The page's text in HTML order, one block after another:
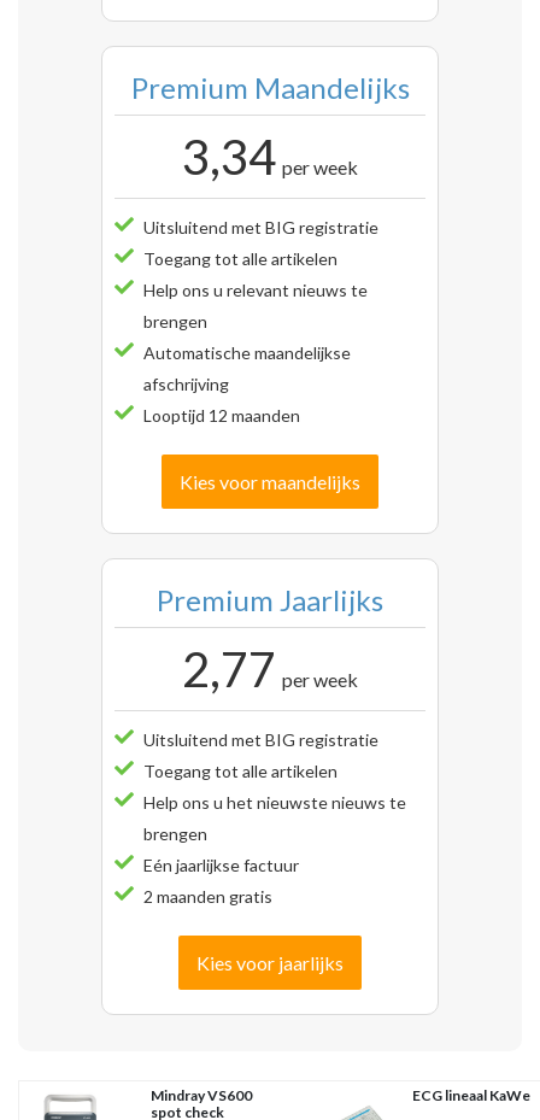
Premium Maandelijks
3,34 per week
Uitsluitend met BIG registratie
Toegang tot alle artikelen
Help ons u relevant nieuws te
brengen
Automatische maandelijkse
afschrijving
Looptijd 12 maanden
Kies voor maandelijks
Premium Jaarlijks
2,77 per week
Uitsluitend met BIG registratie
Toegang tot alle artikelen
Help ons u het nieuwste nieuws te
brengen
Eén jaarlijkse factuur
2 maanden gratis
Kies voor jaarlijks
Mindray VS600
spot check
ECG lineaal KaWe